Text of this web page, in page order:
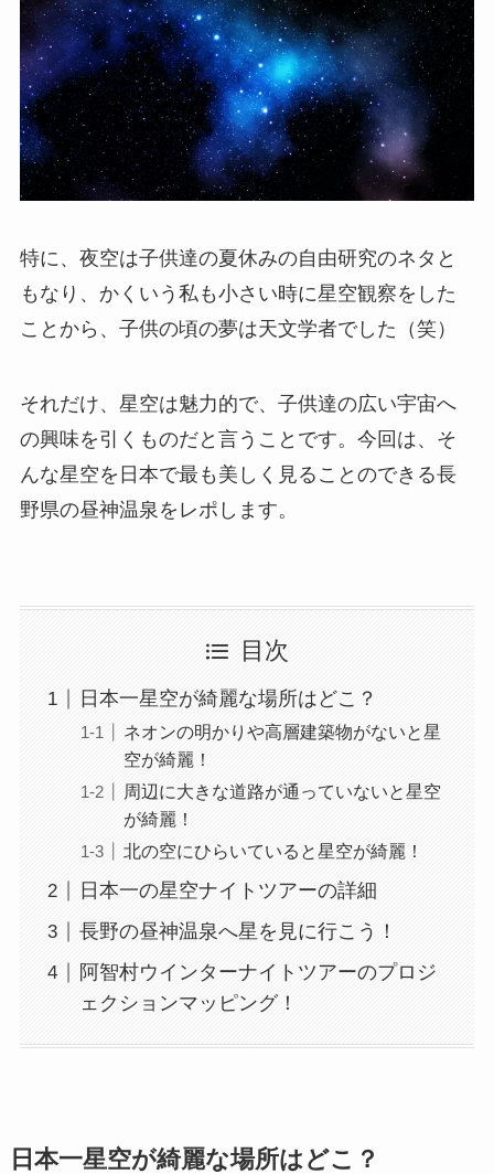
特に、夜空は子供達の夏休みの自由研究のネタと
もなり、かくいう私も小さい時に星空観察をした
ことから、子供の頃の夢は天文学者でした（笑）
それだけ、星空は魅力的で、子供達の広い宇宙へ
の興味を引くものだと言うことです。今回は、そ
んな星空を日本で最も美しく見ることのできる長
野県の昼神温泉をレポします。
目次
日本一星空が綺麗な場所はどこ？
ネオンの明かりや高層建築物がないと星
空が綺麗！
周辺に大きな道路が通っていないと星空
が綺麗！
北の空にひらいていると星空が綺麗！
日本一の星空ナイトツアーの詳細
長野の昼神温泉へ星を見に行こう！
阿智村ウインターナイトツアーのプロジ
ェクションマッピング！
日本一星空が綺麗な場所はどこ？